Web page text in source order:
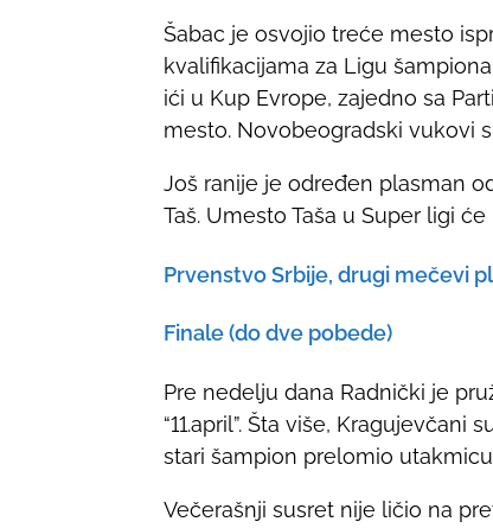
o
s
t
o
:
Šabac je osvojio treće mesto
kvalifikacijama za Ligu
ići u Kup Evrope, zajedno sa
mesto. Novobeogradski vukovi
Još ranije je određen plasman od
Taš. Umesto Taša u Super ligi
Prvenstvo Srbije, drugi mečevi
Finale (do dve pobede)
Pre nedelju dana Radnički je
“11.april”. Šta više,
stari šampion prelomio
Večerašnji susret nije ličio na